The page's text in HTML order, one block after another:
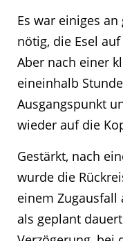
Es war einiges
nötig, die Esel
Aber nach einer
eineinhalb
Ausgangspunkt
wieder auf die
Gestärkt, nach
wurde die
einem
als geplant